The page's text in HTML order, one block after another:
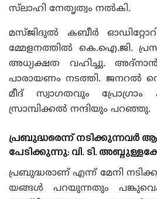
സ്‌ലാഹി നേതൃത്വം നൽകി.
മസ്‌ജിദുൽ കബീർ
മ്മേളനത്തിൽ കെ.ഐ.ജി.
അധ്യക്ഷത വഹിച്ചു.
പാരായണം നടത്തി. ജനറൽ
മീദ് സ്വാഗതവും
സ്രാമ്പിക്കൽ നന്ദിയും പറഞ്ഞു.
പ്രബുദ്ധരെന്ന് നടിക്കുന്നവർ
പേടിക്കുന്നു: വി. ടി.
പ്രബുദ്ധരാണ് എന്ന് മേനി
യങ്ങൾ പറയുന്നതും